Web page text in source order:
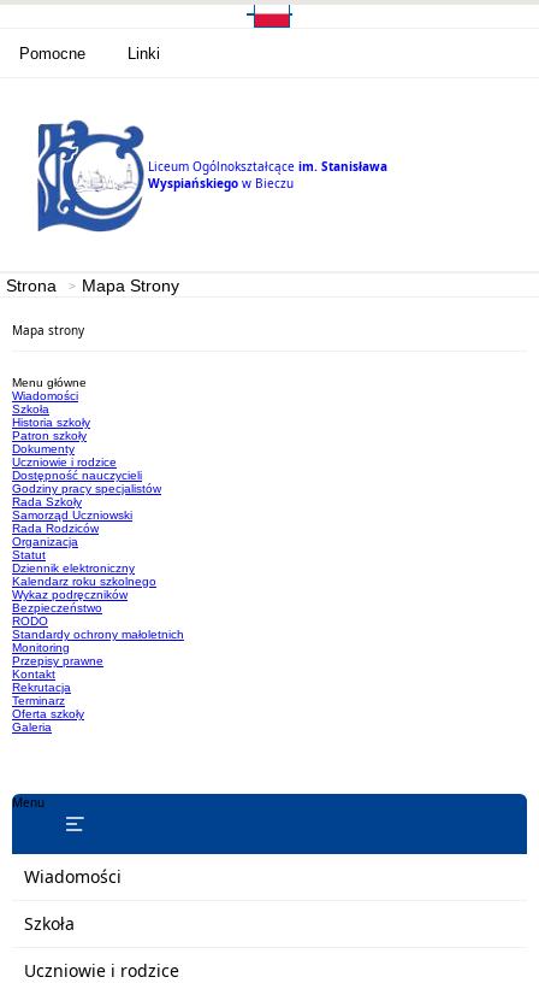
Pomocne Linki
Liceum Ogólnokształcące im. Stanisława
Wyspiańskiego w Bieczu
Strona Mapa Strony
Mapa strony
Menu główne
Wiadomości
Szkoła
Historia szkoły
Patron szkoły
Dokumenty
Uczniowie i rodzice
Dostępność nauczycieli
Godziny pracy specjalistów
Rada Szkoły
Samorząd Uczniowski
Rada Rodziców
Organizacja
Statut
Dziennik elektroniczny
Kalendarz roku szkolnego
Wykaz podręczników
Bezpieczeństwo
RODO
Standardy ochrony małoletnich
Monitoring
Przepisy prawne
Kontakt
Rekrutacja
Terminarz
Oferta szkoły
Galeria
Menu
Wiadomości
Szkoła
Uczniowie i rodzice